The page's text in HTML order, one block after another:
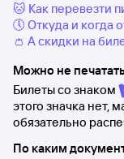
🐱 Как перевезти
🕔 Откуда и когда
👛 А скидки на
Можно не
Билеты со знаком
этого значка нет,
обязательно
По каким